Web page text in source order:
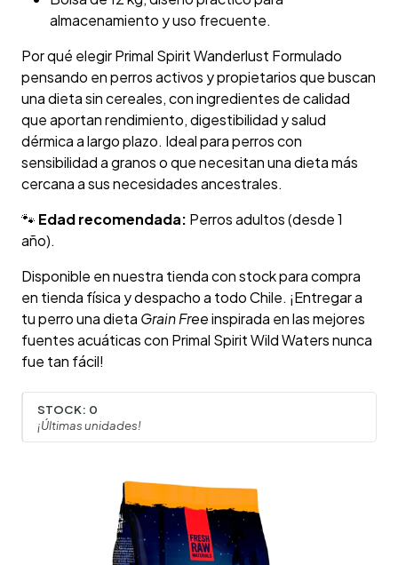
almacenamiento y uso frecuente.
Por qué elegir Primal Spirit Wanderlust Formulado
pensando en perros activos y propietarios que buscan
una dieta sin cereales, con ingredientes de calidad
que aportan rendimiento, digestibilidad y salud
dérmica a largo plazo. Ideal para perros con
sensibilidad a granos o que necesitan una dieta más
cercana a sus necesidades ancestrales.
🐾 Edad recomendada: Perros adultos (desde 1
año).
Disponible en nuestra tienda con stock para compra
en tienda física y despacho a todo Chile. ¡Entregar a
tu perro una dieta Grain Freeinspirada en las mejores
fuentes acuáticas con Primal Spirit Wild Waters nunca
fue tan fácil!
STOCK: 0
¡Últimas unidades!